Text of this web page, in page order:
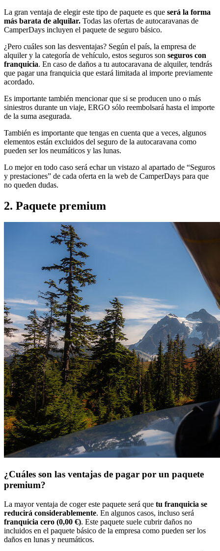
La gran ventaja de elegir este tipo de paquete es que será la forma
más barata de alquilar. Todas las ofertas de autocaravanas de
CamperDays incluyen el paquete de seguro básico.
¿Pero cuáles son las desventajas? Según el país, la empresa de
alquiler y la categoría de vehículo, estos seguros son seguros con
franquicia. En caso de daños a tu autocaravana de alquiler, tendrás
que pagar una franquicia que estará limitada al importe previamente
acordado.
Es importante también mencionar que si se producen uno o más
siniestros durante un viaje, ERGO sólo reembolsará hasta el importe
de la suma asegurada.
También es importante que tengas en cuenta que a veces, algunos
elementos están excluidos del seguro de la autocaravana como
pueden ser los neumáticos y las lunas.
Lo mejor en todo caso será echar un vistazo al apartado de “Seguros
y prestaciones” de cada oferta en la web de CamperDays para que
no queden dudas.
2. Paquete premium
¿Cuáles son las ventajas de pagar por un paquete
premium?
La mayor ventaja de coger este paquete será que tu franquicia se
reducirá considerablemente. En algunos casos, incluso será
franquicia cero (0,00 €). Este paquete suele cubrir daños no
incluidos en el paquete básico de la empresa como pueden ser los
daños en lunas y neumáticos.